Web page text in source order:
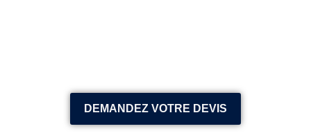
DEMANDEZ VOTRE DEVIS